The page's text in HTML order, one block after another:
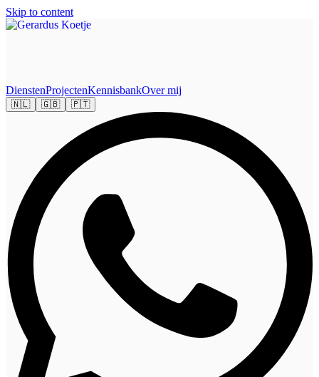
Skip to content
DienstenProjectenKennisbankOver mij
🇳🇱 🇬🇧 🇵🇹